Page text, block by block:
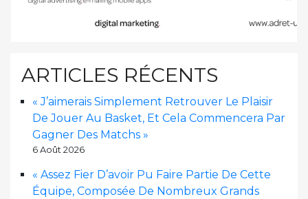
ARTICLES RÉCENTS
« J’aimerais Simplement Retrouver Le Plaisir
De Jouer Au Basket, Et Cela Commencera Par
Gagner Des Matchs »
6 Août 2026
« Assez Fier D’avoir Pu Faire Partie De Cette
Équipe, Composée De Nombreux Grands